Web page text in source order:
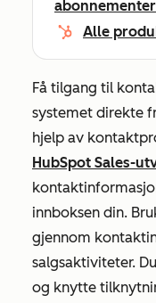
abonnementer
Alle
Få tilgang til
systemet direkte
hjelp av
HubSpot Sales-
innboksen din.
gjennom
salgsaktiviteter.
og knytte